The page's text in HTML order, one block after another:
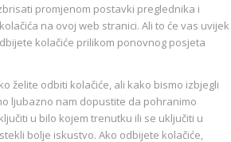
promjenom postavki preglednika i
na ovoj web stranici. Ali to će vas uvijek
kolačiće prilikom ponovnog posjeta
želite odbiti kolačiće, ali kako bismo izbjegli
ljubazno nam dopustite da pohranimo
u bilo kojem trenutku ili se uključiti u
bolje iskustvo. Ako odbijete kolačiće,